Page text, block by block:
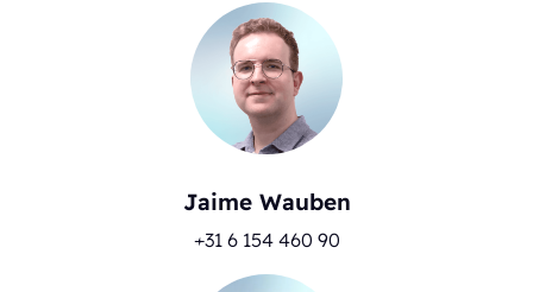
Jaime Wauben
+31 6 154 460 90